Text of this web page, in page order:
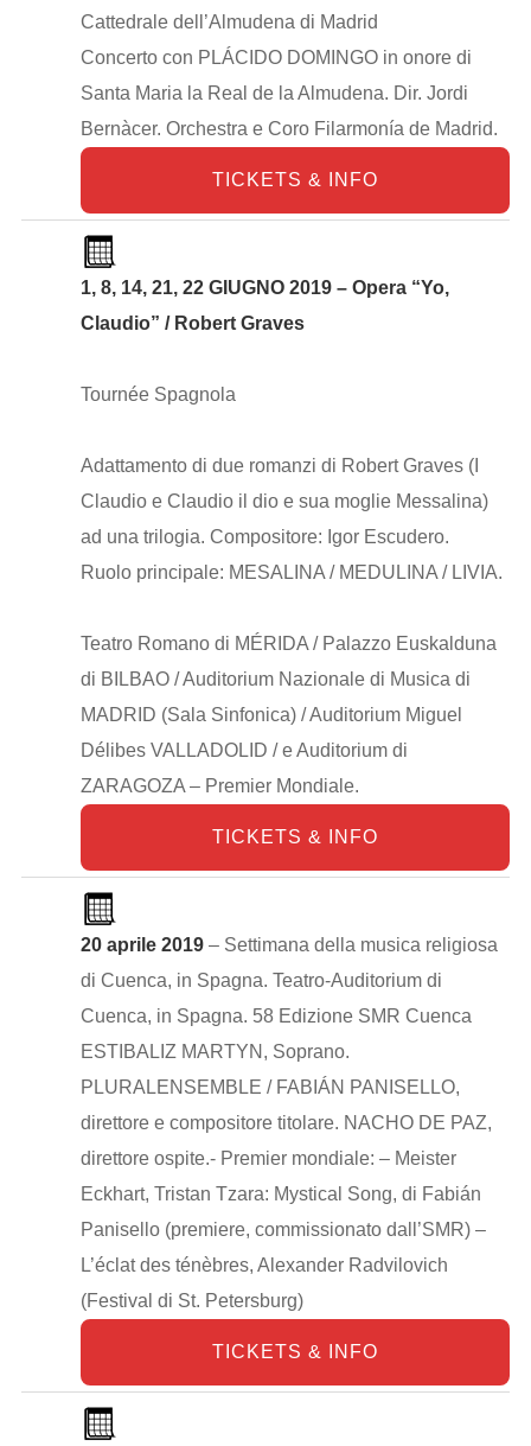
Cattedrale dell’Almudena di Madrid
Concerto con PLÁCIDO DOMINGO in onore di
Santa Maria la Real de la Almudena. Dir. Jordi
Bernàcer. Orchestra e Coro Filarmonía de Madrid.
TICKETS & INFO
1, 8, 14, 21, 22 GIUGNO 2019 – Opera “Yo,
Claudio” / Robert Graves
Tournée Spagnola
Adattamento di due romanzi di Robert Graves (I
Claudio e Claudio il dio e sua moglie Messalina)
ad una trilogia. Compositore: Igor Escudero.
Ruolo principale: MESALINA / MEDULINA / LIVIA.
Teatro Romano di MÉRIDA / Palazzo Euskalduna
di BILBAO / Auditorium Nazionale di Musica di
MADRID (Sala Sinfonica) / Auditorium Miguel
Délibes VALLADOLID / e Auditorium di
ZARAGOZA – Premier Mondiale.
TICKETS & INFO
20 aprile 2019– Settimana della musica religiosa
di Cuenca, in Spagna. Teatro-Auditorium di
Cuenca, in Spagna. 58 Edizione SMR Cuenca
ESTIBALIZ MARTYN, Soprano.
PLURALENSEMBLE / FABIÁN PANISELLO,
direttore e compositore titolare. NACHO DE PAZ,
direttore ospite.- Premier mondiale: – Meister
Eckhart, Tristan Tzara: Mystical Song, di Fabián
Panisello (premiere, commissionato dall’SMR) –
L’éclat des ténèbres, Alexander Radvilovich
(Festival di St. Petersburg)
TICKETS & INFO